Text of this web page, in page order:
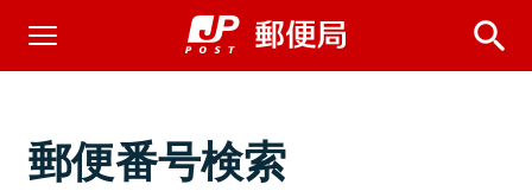
郵便番号検索